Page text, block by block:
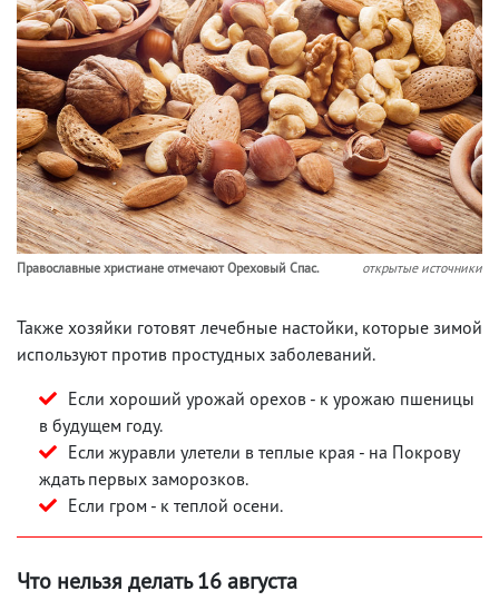
Православные христиане отмечают Ореховый Спас. открытые источники
Также хозяйки готовят лечебные настойки, которые зимой
используют против простудных заболеваний.
Если хороший урожай орехов - к урожаю пшеницы
в будущем году.
Если журавли улетели в теплые края - на Покрову
ждать первых заморозков.
Если гром - к теплой осени.
Что нельзя делать 16 августа